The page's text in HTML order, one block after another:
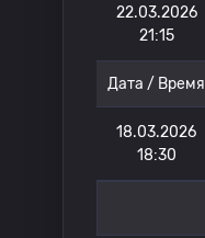
22.03.2026
21:15
Дата / Время
18.03.2026
18:30